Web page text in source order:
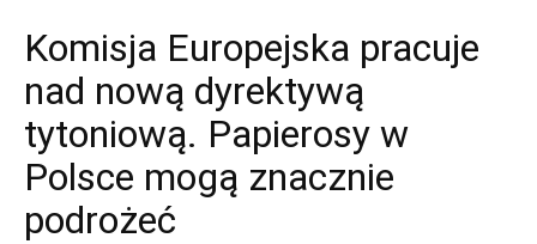
Komisja Europejska pracuje
nad nową dyrektywą
tytoniową. Papierosy w
Polsce mogą znacznie
podrożeć